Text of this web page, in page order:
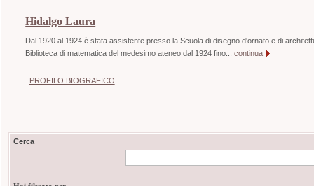
Hidalgo Laura
Dal 1920 al 1924 è stata assistente presso la Scuola di disegno d'ornato e di
Biblioteca di matematica del medesimo ateneo dal 1924 fino...continua
PROFILO BIOGRAFICO
Cerca